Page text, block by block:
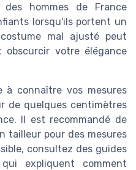
hommes de France
lorsqu'ils portent un
mal ajusté peut
votre élégance
à connaître vos mesures
de quelques centimètres
Il est recommandé de
tailleur pour des mesures
consultez des guides
expliquent comment